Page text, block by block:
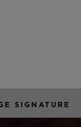
SIGNATURE